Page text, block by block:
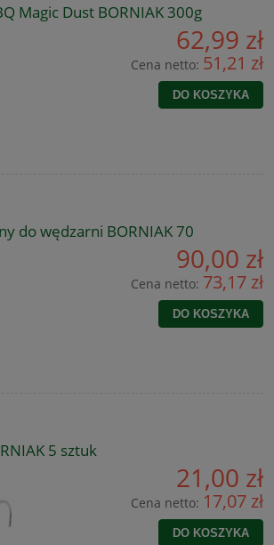
Magic Dust BORNIAK 300g
62,99 zł
Cena netto: 51,21 zł
DO KOSZYKA
do wędzarni BORNIAK 70
90,00 zł
Cena netto: 73,17 zł
DO KOSZYKA
5 sztuk
21,00 zł
Cena netto: 17,07 zł
DO KOSZYKA